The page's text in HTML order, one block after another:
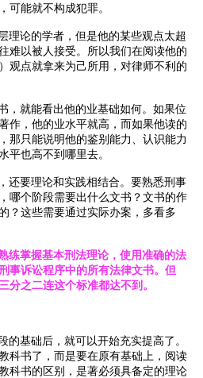
可能就不构成犯罪。
理论的学者，但是他的某些观点太超
难以被人接受。所以我们在阅读他的
观点就拿来为己所用，对律师不利的
，就能看出他的业基础如何。如果位
作，他的业水平就高，而如果他读的
那只能说明他的鉴别能力、认识能力
平也高不到哪里去。
还要理论和实践相结合。要熟悉刑事
哪个阶段需要出什么文书？文书的作
？这些需要通过实际办案，多看多
练掌握基本刑法理论，使用准确的法
事诉讼程序中的所有法律文书。但
分之二连这个标准都达不到。
的基础后，就可以开始充实提高了。
科书了，而是要在原有基础上，阅读
科书的区别，是著必须具备定的理论